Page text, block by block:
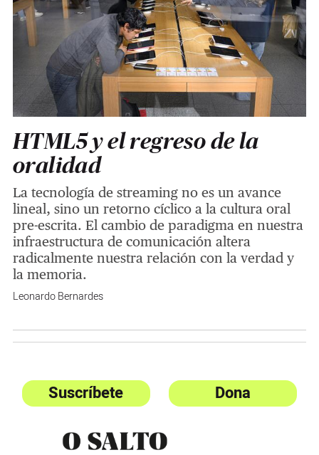
HTML5 y el regreso de la
oralidad
La tecnología de streaming no es un avance
lineal, sino un retorno cíclico a la cultura oral
pre-escrita. El cambio de paradigma en nuestra
infraestructura de comunicación altera
radicalmente nuestra relación con la verdad y
la memoria.
Leonardo Bernardes
Suscríbete Dona